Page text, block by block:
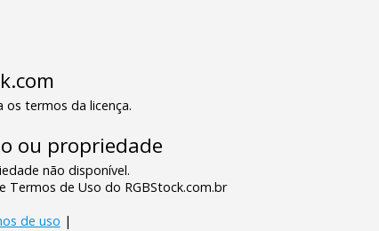
termos da licença.
ou propriedade
não disponível.
Termos de Uso do RGBStock.com.br
de uso |